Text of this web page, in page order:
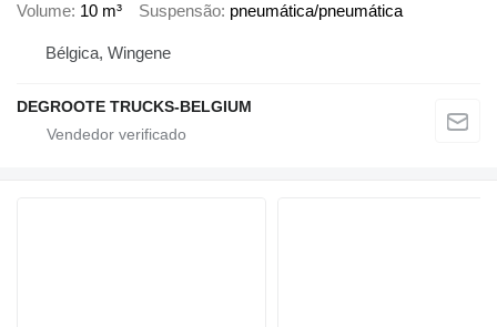
Volume 10 m³ Suspensão pneumática/pneumática
Bélgica, Wingene
DEGROOTE TRUCKS-BELGIUM